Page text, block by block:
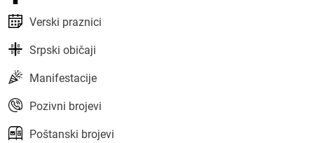
Verski praznici
Srpski običaji
Manifestacije
Pozivni brojevi
Poštanski brojevi